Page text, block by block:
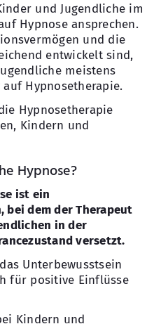
und Jugendliche im
Hypnose ansprechen.
und die
entwickelt sind,
meistens
Hypnosetherapie.
Hypnosetherapie
Kindern und
Hypnose?
ist ein
bei dem der Therapeut
in der
versetzt.
Unterbewusstsein
für positive Einflüsse
Kindern und